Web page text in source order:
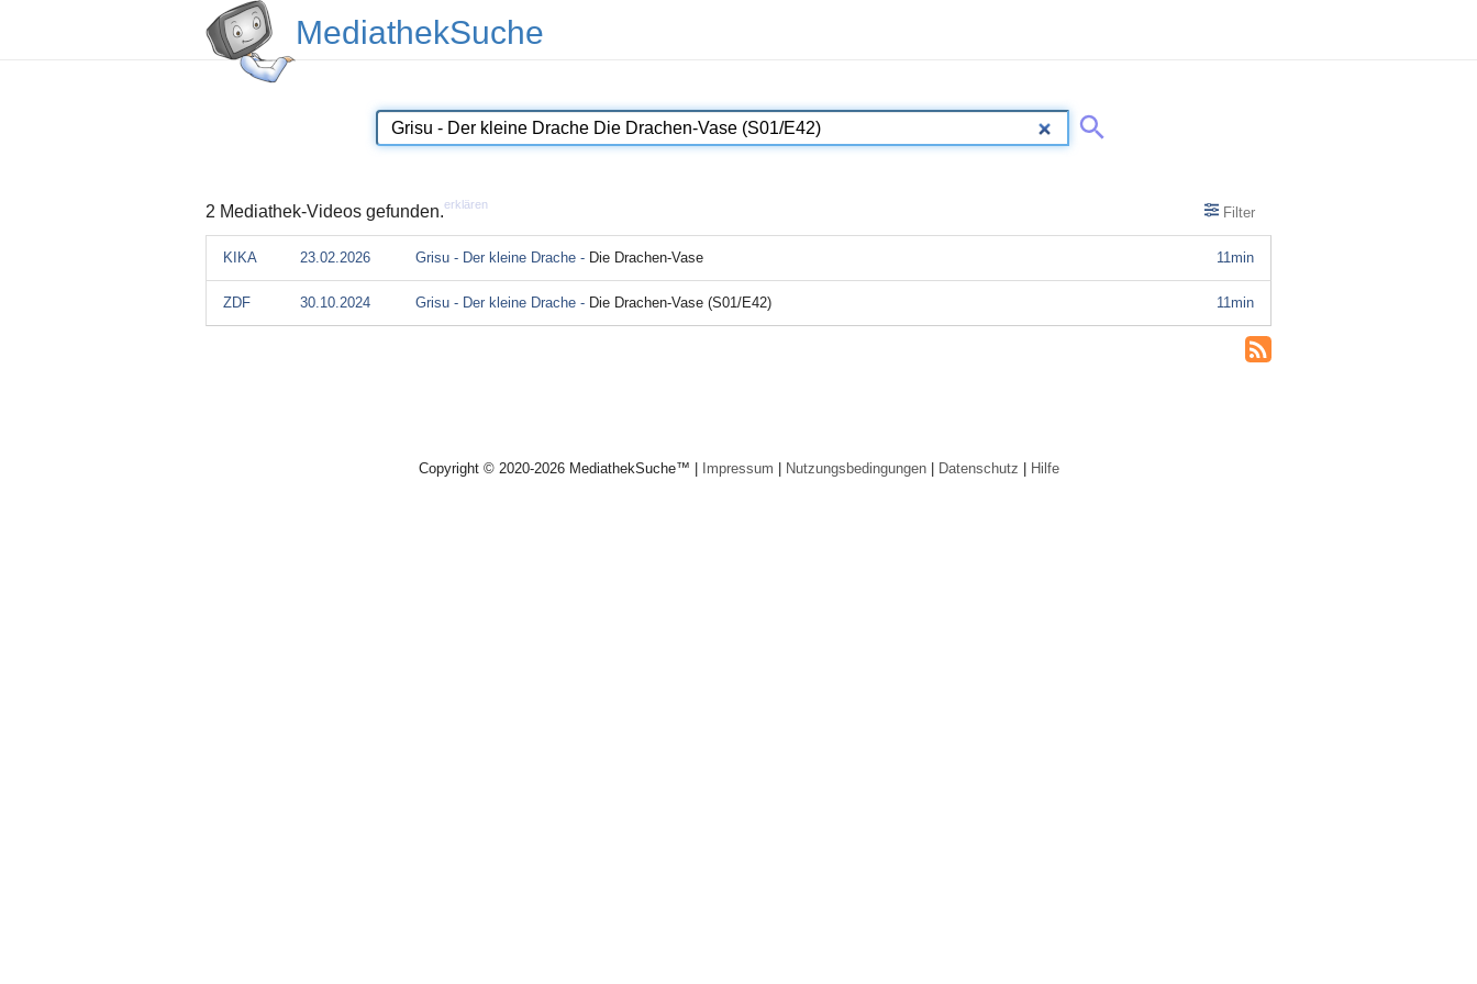
MediathekSuche
2 Mediathek-Videos gefunden.erklären Filter
11min
KIKA 23.02.2026 Grisu - Der kleine Drache - Die Drachen-Vase
11min
ZDF 30.10.2024 Grisu - Der kleine Drache - Die Drachen-Vase (S01/E42)
Copyright © 2020-2026 MediathekSuche™ | Impressum | Nutzungsbedingungen| Datenschutz | Hilfe